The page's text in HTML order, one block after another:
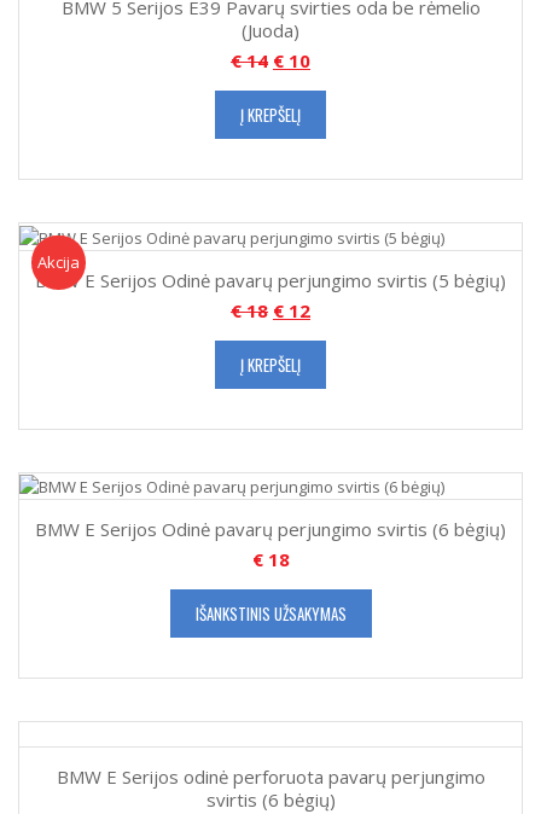
BMW 5 Serijos E39 Pavarų svirties oda be rėmelio
(Juoda)
€14 € 10
Į KREPŠELĮ
Akcija
Akcija!
BMW E Serijos Odinė pavarų perjungimo svirtis (5 bėgių)
€18 € 12
Į KREPŠELĮ
BMW E Serijos Odinė pavarų perjungimo svirtis (6 bėgių)
€18
IŠANKSTINIS UŽSAKYMAS
BMW E Serijos odinė perforuota pavarų perjungimo
svirtis (6 bėgių)